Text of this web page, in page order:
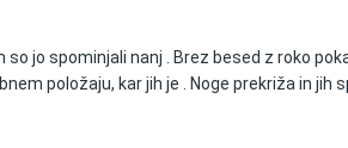
jo spominjali nanj . Brez besed z roko
položaju, kar jih je . Noge prekriža in jih